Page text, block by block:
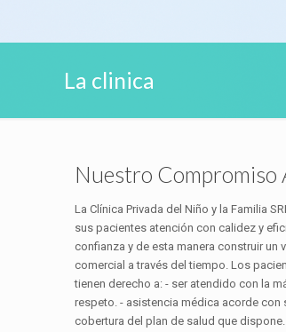
La clinica
Nuestro Compromiso
La Clínica Privada del Niño y la Familia
sus pacientes atención con calidez y
confianza y de esta manera construir un
comercial a través del tiempo. Los
tienen derecho a: - ser atendido con la
respeto. - asistencia médica acorde con
cobertura del plan de salud que